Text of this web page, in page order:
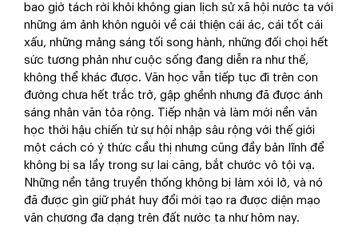
bao giờ tách rời khỏi không gian lịch sử xã hội nước ta với
những ám ảnh khôn nguôi về cái thiện cái ác, cái tốt cái
xấu, những mảng sáng tối song hành, những đối chọi hết
sức tương phản như cuộc sống đang diễn ra như thế,
không thể khác được. Văn học vẫn tiếp tục đi trên con
đường chưa hết trắc trở, gập ghềnh nhưng đã được ánh
sáng nhân văn tỏa rộng. Tiếp nhận và làm mới nền văn
học thời hậu chiến từ sự hội nhập sâu rộng với thế giới
một cách có ý thức cầu thị nhưng cũng đầy bản lĩnh để
không bị sa lầy trong sự lai căng, bắt chước vô tội vạ.
Những nền tảng truyền thống không bị làm xói lở, và nó
đã được gìn giữ phát huy đổi mới tạo ra được diện mạo
văn chương đa dạng trên đất nước ta như hôm nay.